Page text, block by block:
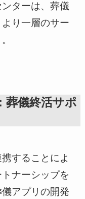
ターは、葬儀
り一層のサー
葬儀終活サポ
することによ
ナーシップを
アプリの開発